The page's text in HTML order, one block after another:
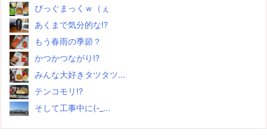
ぴっぐまっくｗ（ぇ
あくまで気分的な!?
もう春雨の季節？
かつかつながり!?
みんな大好きタツタツ...
テンコモリ!?
そして工事中に(-_...